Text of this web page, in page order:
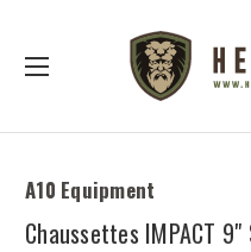
A10 Equipment
Chaussettes IMPACT